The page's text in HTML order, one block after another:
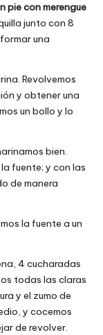
pie con merengue
junto con 8
una
Revolvemos
y obtener una
un bollo y lo
bien.
fuente; y con las
de manera
la fuente a un
4 cucharadas
todas las claras
y el zumo de
y cocemos
de revolver.